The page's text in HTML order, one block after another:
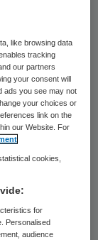
met
op naar
te
met het
like browsing data
tracking
our partners
your consent will
ads you see may not
your choices or
link on the
our Website. For
cookies,
for
Personalised
audience